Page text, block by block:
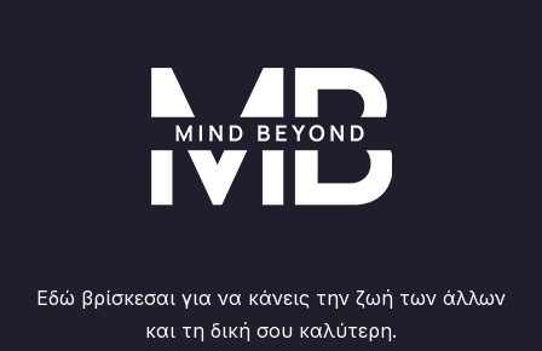
Εδώ βρίσκεσαι για να κάνεις την ζωή των άλλων
και τη δική σου καλύτερη.